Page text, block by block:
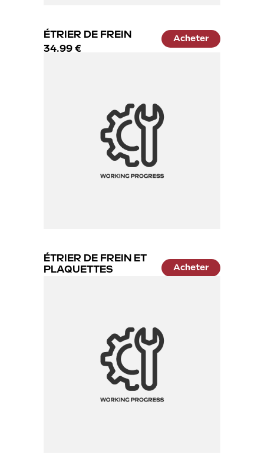
ÉTRIER DE FREIN
34.99 €
Acheter
ÉTRIER DE FREIN ET
PLAQUETTES
Acheter